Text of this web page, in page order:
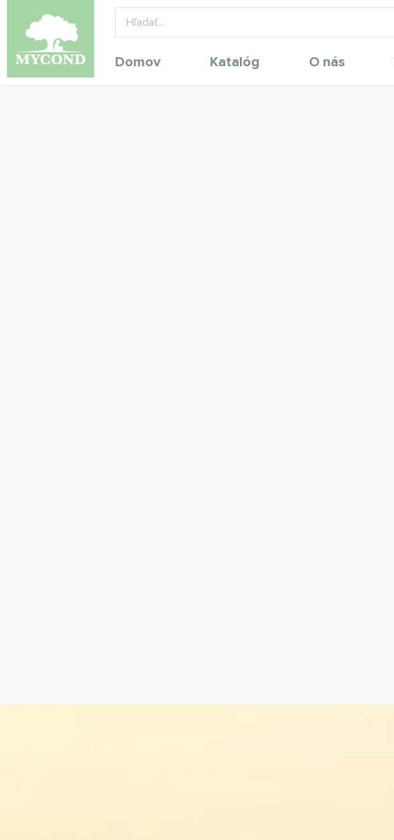
Domov Katalóg O nás